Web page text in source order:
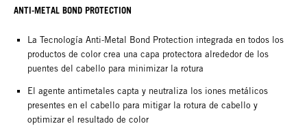
ANTI-METAL BOND PROTECTION
La Tecnología Anti-Metal Bond Protection integrada en todos los
productos de color crea una capa protectora alrededor de los
puentes del cabello para minimizar la rotura
El agente antimetales capta y neutraliza los iones metálicos
presentes en el cabello para mitigar la rotura de cabello y
optimizar el resultado de color